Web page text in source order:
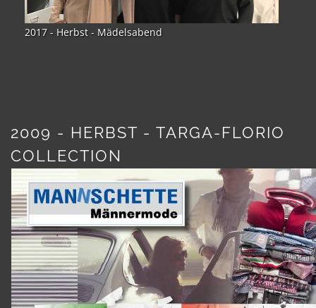
Impressum
NEUIGKEITEN
LADENLOKAL
MANNSCHETTE
&
Ette
Kölner
Str.
246,
51702
Bergneustadt
2017 - Herbst - Mädelsabend
2009 - HERBST - TARGA-FLORIO
COLLECTION